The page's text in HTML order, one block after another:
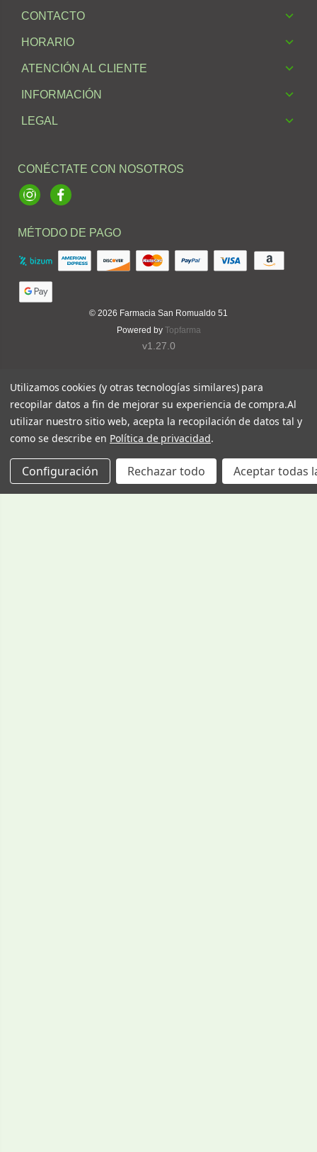
CONTACTO
HORARIO
ATENCIÓN AL CLIENTE
INFORMACIÓN
LEGAL
CONÉCTATE CON NOSOTROS
InstagramFacebook
MÉTODO DE PAGO
© 2026 Farmacia San Romualdo 51
Powered by Topfarma
v1.27.0
Utilizamos cookies (y otras tecnologías similares) para
recopilar datos a fin de mejorar su experiencia de compra.Al
utilizar nuestro sitio web, acepta la recopilación de datos tal y
como se describe en Política de privacidad.
Configuración Rechazar todo Aceptar todas